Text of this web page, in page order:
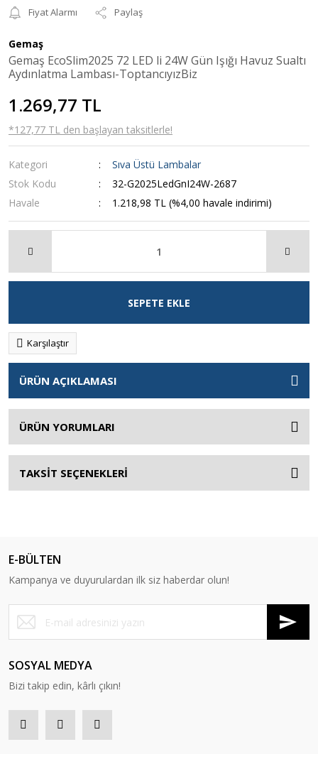
Fiyat Alarmı
Paylaş
Gemaş
Gemaş EcoSlim2025 72 LED li 24W Gün Işığı Havuz Sualtı
Aydınlatma Lambası-ToptancıyızBiz
1.269,77 TL
*127,77 TL den başlayan taksitlerle!
Kategori
Sıva Üstü Lambalar
Stok Kodu
32-G2025LedGnI24W-2687
Havale
1.218,98 TL (%4,00 havale indirimi)
SEPETE EKLE
Karşılaştır
ÜRÜN AÇIKLAMASI
ÜRÜN YORUMLARI
TAKSİT SEÇENEKLERİ
E-BÜLTEN
Kampanya ve duyurulardan ilk siz haberdar olun!
SOSYAL MEDYA
Bizi takip edin, kârlı çıkın!